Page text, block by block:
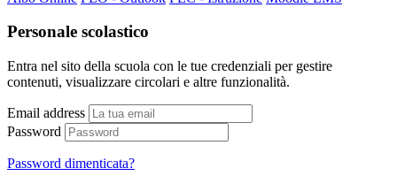
Personale scolastico
Entra nel sito della scuola con le tue credenziali per gestire
contenuti, visualizzare circolari e altre funzionalità.
Email address
Password
Password dimenticata?